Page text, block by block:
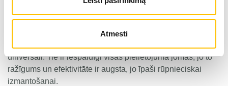
Atmesti
līderiem. Unikālā stereo stūre ļauj ātri un efektīvi manevrēt.
Liebherr frontālie iekrāvēji L 526 – L 546
Augstas veiktspējas Liebherr riteņu iekrāvēji ir absolūti
universāli. Tie ir iespaidīgi visās pielietojuma jomās, jo to
ražīgums un efektivitāte ir augsta, jo īpaši rūpnieciskai
izmantošanai.